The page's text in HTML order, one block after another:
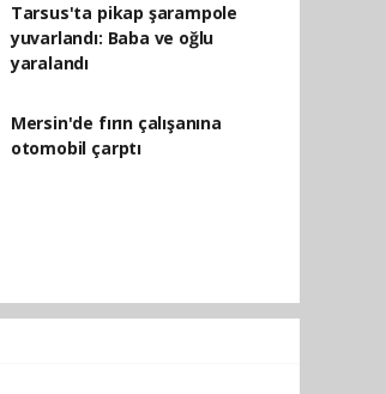
Tarsus'ta pikap şarampole
yuvarlandı: Baba ve oğlu
yaralandı
Mersin'de fırın çalışanına
otomobil çarptı